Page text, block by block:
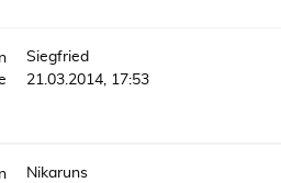
Siegfried
21.03.2014, 17:53
Nikaruns